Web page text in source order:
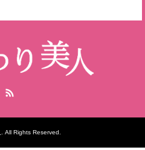
. All Rights Reserved.